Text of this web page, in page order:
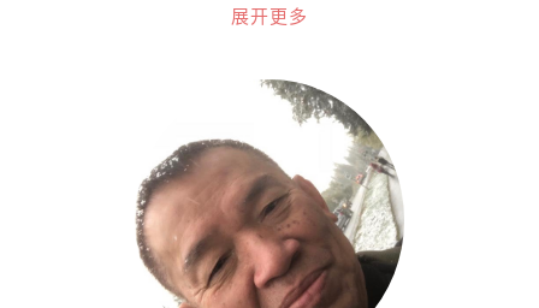
家名为On The Road的咖啡馆，偶尔和伙
展开更多